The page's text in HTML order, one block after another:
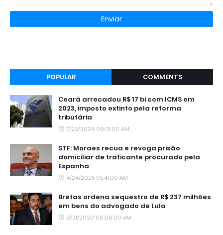
POPULAR COMMENTS
Ceará arrecadou R$ 17 bi com ICMS em
2023, imposto extinto pela reforma
tributária
7/22/2024 06:01:00 AM
STF: Moraes recua e revoga prisão
domiciliar de traficante procurado pela
Espanha
4/24/2025 05:41:00 AM
Bretas ordena sequestro de R$ 237 milhões
em bens do advogado de Lula
9/21/2020 06:06:00 AM